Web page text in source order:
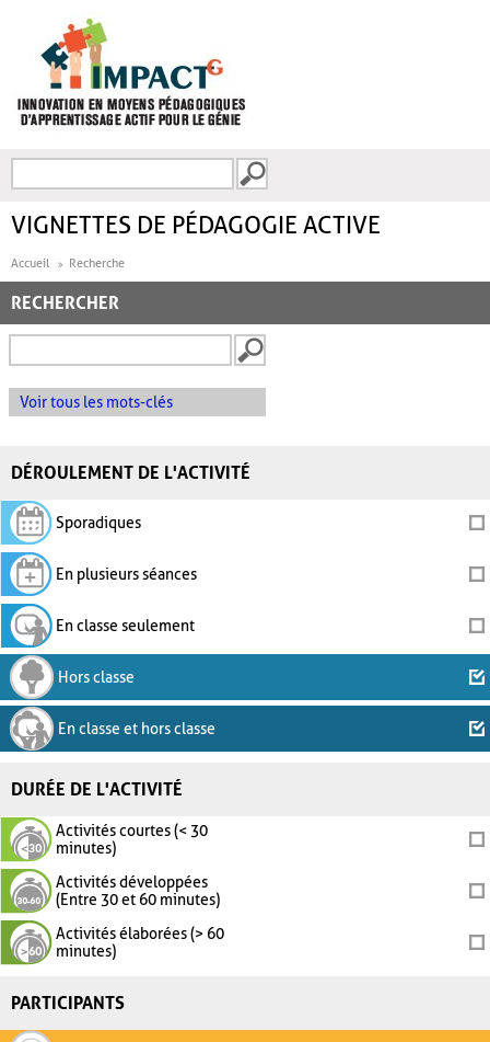
FORMULAIRE DE
VIGNETTES DE PÉDAGOGIE ACTIVE
Accueil Recherche
RECHERCHER
Voir tous les mots-clés
DÉROULEMENT DE L'ACTIVITÉ
Sporadiques
En plusieurs séances
En classe seulement
Hors classe
En classe et hors classe
DURÉE DE L'ACTIVITÉ
Activités courtes (< 30
minutes)
Activités développées
(Entre 30 et 60 minutes)
Activités élaborées (> 60
minutes)
PARTICIPANTS